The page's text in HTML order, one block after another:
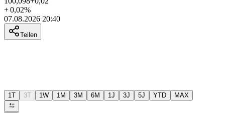
+0,02%
07.08.2026 20:40
Teilen
1T 3T 1W 1M 3M 6M 1J 3J 5J YTD MAX